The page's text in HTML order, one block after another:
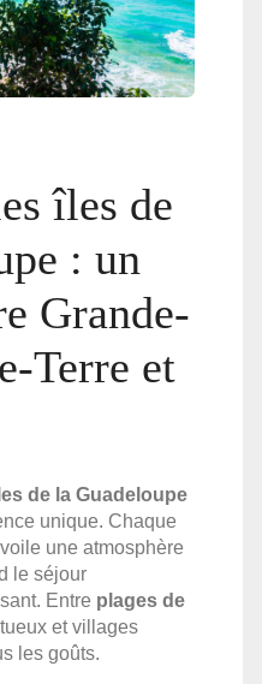
îles de
: un
Grande-
Terre et
de la Guadeloupe
unique. Chaque
une atmosphère
le séjour
Entre plages de
et villages
les goûts.